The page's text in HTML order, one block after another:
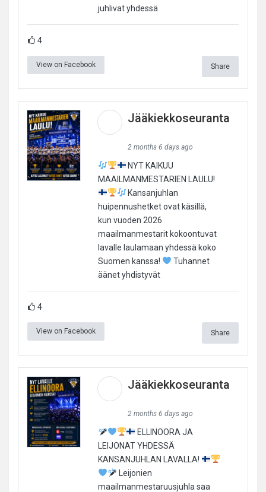
juhlivat yhdessä
4
View on Facebook Share
Jääkiekkoseuranta
2 months 6 days ago
NYT KAIKUU
MAAILMANMESTARIEN LAULU!
Kansanjuhlan
huipennushetket ovat käsillä,
kun vuoden 2026
maailmanmestarit kokoontuvat
lavalle laulamaan yhdessä koko
Suomen kanssa!
Tuhannet
äänet yhdistyvät
4
View on Facebook Share
Jääkiekkoseuranta
2 months 6 days ago
ELLINOORA JA
LEIJONAT YHDESSÄ
KANSANJUHLAN LAVALLA!
Leijonien
maailmanmestaruusjuhla saa